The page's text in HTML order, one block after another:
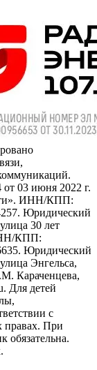
03 июня 2022 г.
ИНН/КПП:
Юридический
30 лет
КПП:
Юридический
Энгельса,
Караченцева,
Для детей
с
правах. При
обязательна.